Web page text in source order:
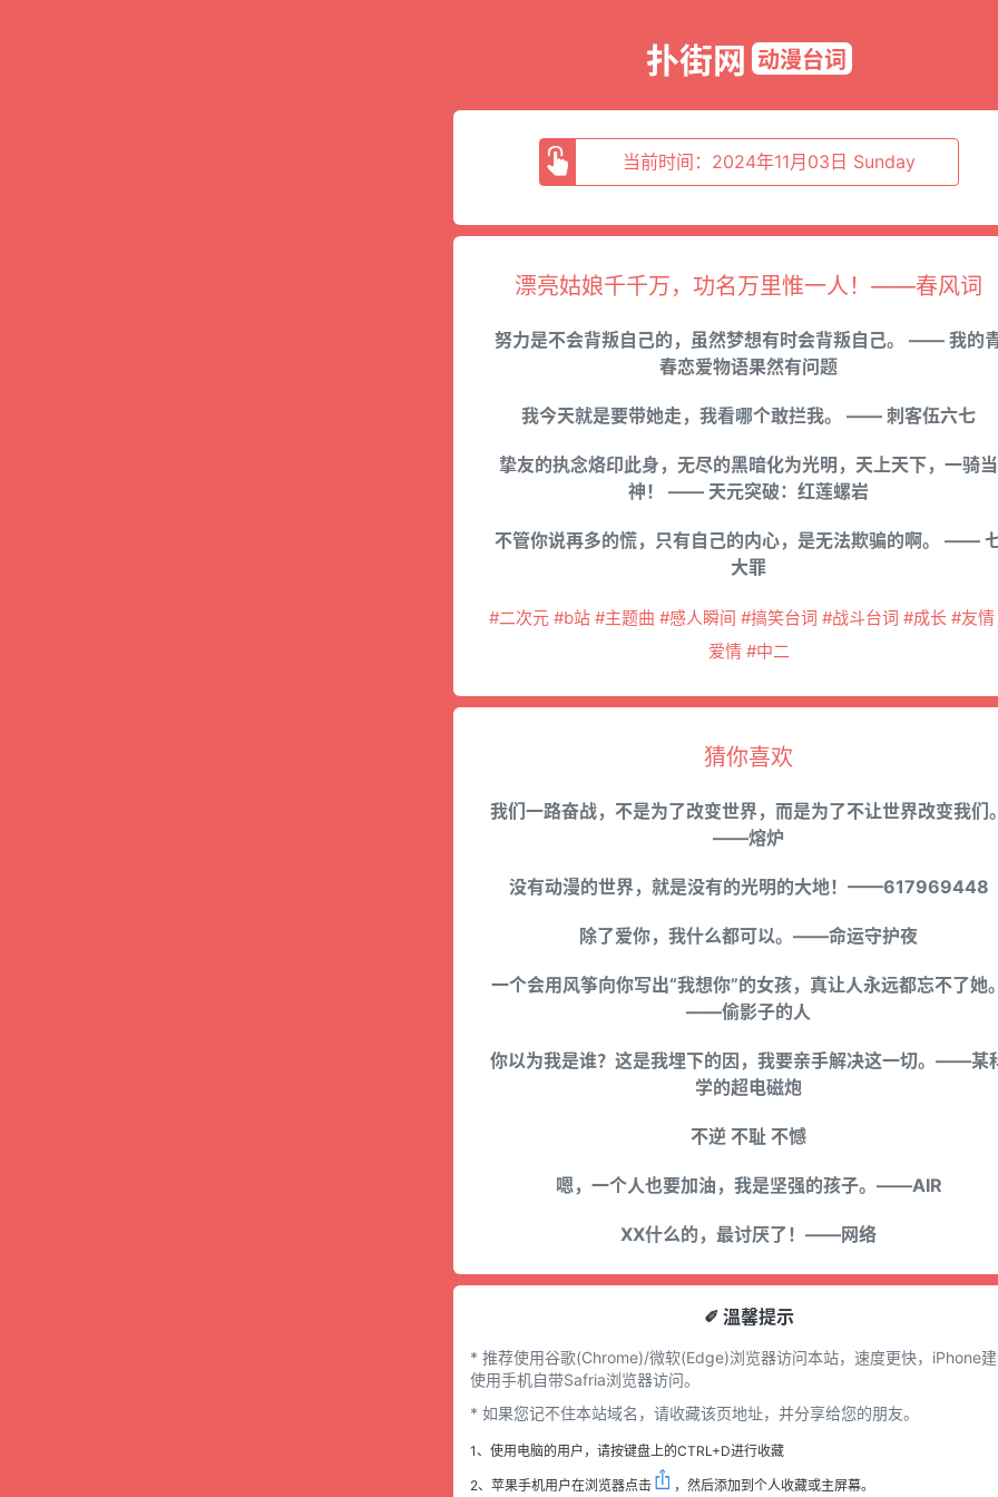
扑街网 动漫台词
当前时间：2024年11月03日 Sunday
漂亮姑娘千千万，功名万里惟一人！——春风词
努力是不会背叛自己的，虽然梦想有时会背叛自己。 —— 我的
春恋爱物语果然有问题
我今天就是要带她走，我看哪个敢拦我。 —— 刺客伍六七
挚友的执念烙印此身，无尽的黑暗化为光明，天上天下，一骑当
神！ —— 天元突破：红莲螺岩
不管你说再多的慌，只有自己的内心，是无法欺骗的啊。 ——
大罪
#二次元 #b站 #主题曲 #感人瞬间 #搞笑台词 #战斗台词 #成长 #友情
爱情 #中二
猜你喜欢
我们一路奋战，不是为了改变世界，而是为了不让世界改变我们
——熔炉
没有动漫的世界，就是没有的光明的大地！——617969448
除了爱你，我什么都可以。——命运守护夜
一个会用风筝向你写出“我想你”的女孩，真让人永远都忘不了她
——偷影子的人
你以为我是谁？这是我埋下的因，我要亲手解决这一切。——某
学的超电磁炮
不逆 不耻 不憾
嗯，一个人也要加油，我是坚强的孩子。——AIR
XX什么的，最讨厌了！——网络
✐ 溫馨提示
* 推荐使用谷歌(Chrome)/微软(Edge)浏览器访问本站，速度更快，iPhone
使用手机自带Safria浏览器访问。
* 如果您记不住本站域名，请收藏该页地址，并分享给您的朋友。
1、使用电脑的用户，请按键盘上的CTRL+D进行收藏
2、苹果手机用户在浏览器点击 ，然后添加到个人收藏或主屏幕。